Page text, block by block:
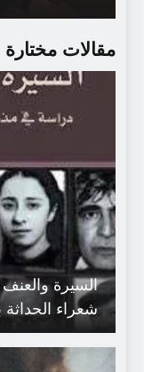
مقالات مختارة
السيرة
شعراء الحداثة